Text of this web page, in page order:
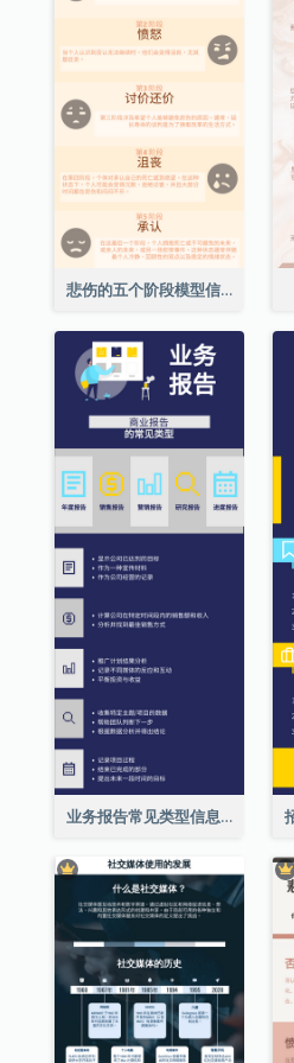
悲伤的五个阶段模型信息图表
业务报告常见类型信息图表